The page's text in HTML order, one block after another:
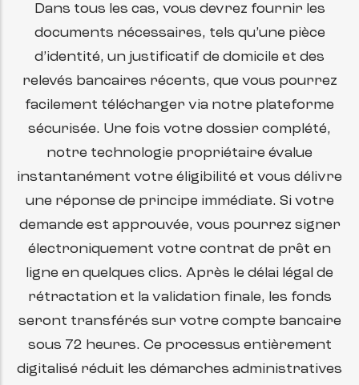
Dans tous les cas, vous devrez fournir les
documents nécessaires, tels qu’une pièce
d’identité, un justificatif de domicile et des
relevés bancaires récents, que vous pourrez
facilement télécharger via notre plateforme
sécurisée. Une fois votre dossier complété,
notre technologie propriétaire évalue
instantanément votre éligibilité et vous délivre
une réponse de principe immédiate. Si votre
demande est approuvée, vous pourrez signer
électroniquement votre contrat de prêt en
ligne en quelques clics. Après le délai légal de
rétractation et la validation finale, les fonds
seront transférés sur votre compte bancaire
sous 72 heures. Ce processus entièrement
digitalisé réduit les démarches administratives